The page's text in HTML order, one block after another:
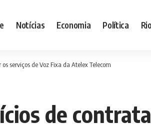
Notícias Economia Política
serviços de Voz Fixa da Atelex Telecom
de